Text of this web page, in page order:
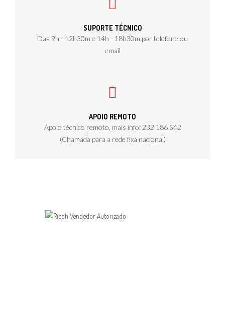
SUPORTE TÉCNICO
Das 9h - 12h30m e 14h - 18h30m por telefone ou
email
APOIO REMOTO
Apoio técnico remoto, mais info: 232 186 542
(Chamada para a rede fixa nacional)